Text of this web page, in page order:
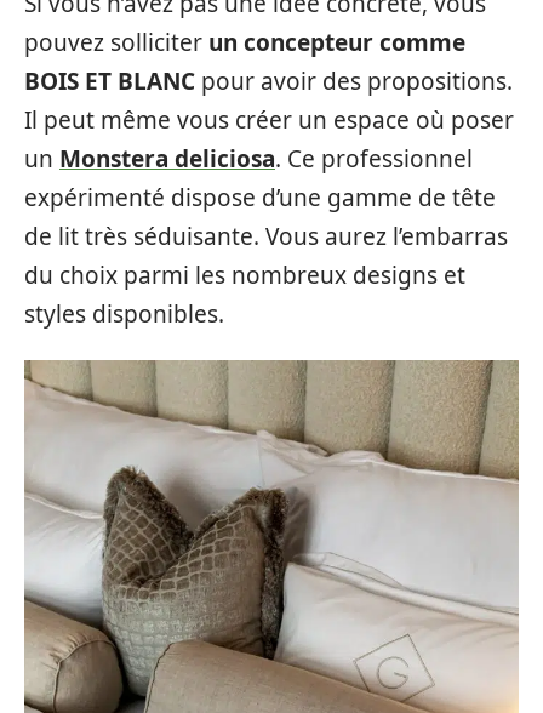
pouvez solliciter un concepteur comme
BOIS ET BLANC pour avoir des propositions.
Il peut même vous créer un espace où poser
un Monstera deliciosa. Ce professionnel
expérimenté dispose d’une gamme de tête
de lit très séduisante. Vous aurez l’embarras
du choix parmi les nombreux designs et
styles disponibles.